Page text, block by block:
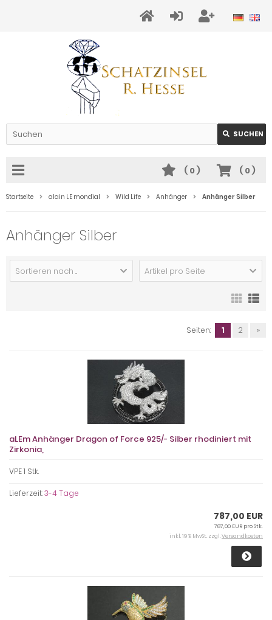
SUCHEN
( 0)
( 0)
Startseite alain LE mondial Wild Life Anhänger Anhänger Silber
Anhänger Silber
Sortieren nach ... Artikel pro Seite
Seiten: 1 2 »
aLEm Anhänger Dragon of Force 925/- Silber rhodiniert mit
Zirkonia,
VPE 1 Stk.
Lieferzeit:3-4 Tage
787,00 EUR
787,00 EUR pro Stk.
inkl. 19 % MwSt. zzgl.Versandkosten